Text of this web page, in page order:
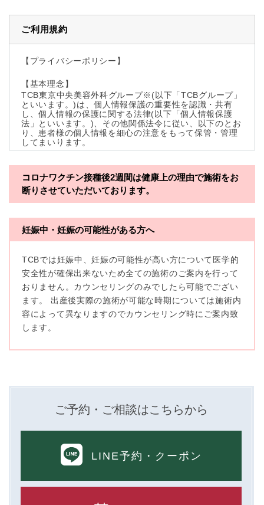
ご利用規約
【プライバシーポリシー】
【基本理念】
TCB東京中央美容外科グループ※(以下「TCBグループ」
といいます。)は、個人情報保護の重要性を認識・共有
し、個人情報の保護に関する法律(以下「個人情報保護
法」といいます。)、その他関係法令に従い、以下のとお
り、患者様の個人情報を細心の注意をもって保管・管理
してまいります。
※TCBグループとは以下を総称していいます。
・一般社団法人メディカルアライアンス
・医療法人社団メディカルフロンティア
【定義】
本プライバシーポリシーにおいて「個人情報」とは、生
存する個人に関する情報であって、当該情報に含まれる
氏名、生年月日その他の記述等により特定の個人を識別
できるもの又は個人識別符号（個人情報保護委員会の政
令に準じます。）が含まれるものをいいます。
収集した患者様に関する情報には、単独のままでは特定
【取得する情報】
めに取得する情報には、次のものが含まれます（以下①
ないし③を併せて「取得情報」といいます。）。
①TCBグループが患者様から取得する情報
コロナワクチン接種後2週間は健康上の理由で施術をお
断りさせていただいております。
妊娠中・妊娠の可能性がある方へ
TCBでは妊娠中、妊娠の可能性が高い方について医学的
安全性が確保出来ないため全ての施術のご案内を行って
おりません。カウンセリングのみでしたら可能でござい
ます。 出産後実際の施術が可能な時期については施術内
容によって異なりますのでカウンセリング時にご案内致
します。
ご予約・ご相談はこちらから
LINE予約 ・クーポン